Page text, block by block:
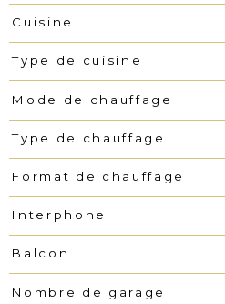
Cuisine
Type de cuisine
Mode de chauffage
Type de chauffage
Format de chauffage
Interphone
Balcon
Nombre de garage